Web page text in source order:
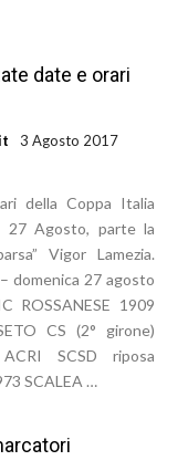
date e orari
3 Agosto 2017
della Coppa Italia
27 Agosto, parte la
Vigor Lamezia.
domenica 27 agosto
ROSSANESE 1909
CS (2° girone)
SCSD riposa
SCALEA …